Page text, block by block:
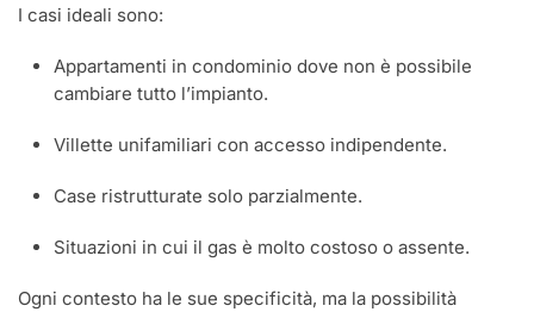
I casi ideali sono:
Appartamenti in condominio dove non è possibile
cambiare tutto l’impianto.
Villette unifamiliari con accesso indipendente.
Case ristrutturate solo parzialmente.
Situazioni in cui il gas è molto costoso o assente.
Ogni contesto ha le sue specificità, ma la possibilità